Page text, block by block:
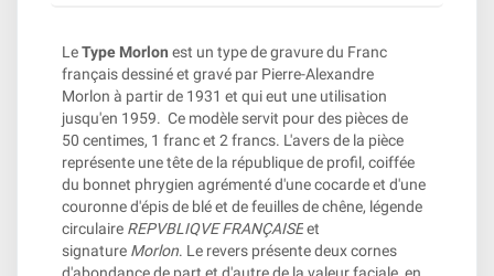
LeType Morlon est un type de gravure du Franc
français dessiné et gravé par Pierre-Alexandre
Morlon à partir de 1931 et qui eut une utilisation
jusqu'en 1959. Ce modèle servit pour des pièces de
50 centimes, 1 franc et 2 francs. L'avers de la pièce
représente une tête de la république de profil, coiffée
du bonnet phrygien agrémenté d'une cocarde et d'une
couronne d'épis de blé et de feuilles de chêne, légende
circulaire REPVBLIQVE FRANÇAISEet
signature Morlon. Le revers présente deux cornes
d'abondance de part et d'autre de la valeur faciale, en